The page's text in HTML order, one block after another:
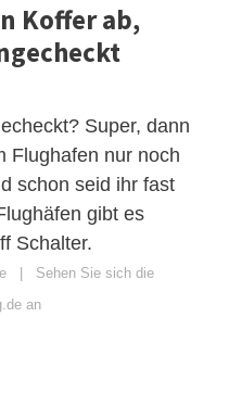
Koffer ab,
Super, dann
Flughafen nur noch
schon seid ihr fast
gibt es
Schalter.
| Sehen Sie sich die
an